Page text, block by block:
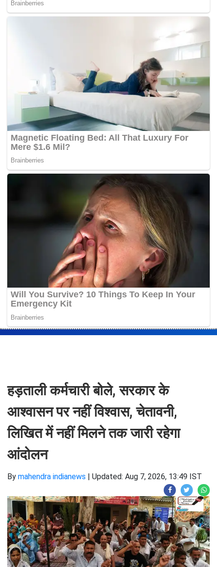
हड़ताली कर्मचारी बोले, सरकार के
आश्वासन पर नहीं विश्वास, चेतावनी,
लिखित में नहीं मिलने तक जारी रहेगा
आंदोलन
By mahendra indianews Updated: Aug 7, 2026, 13:49 IST